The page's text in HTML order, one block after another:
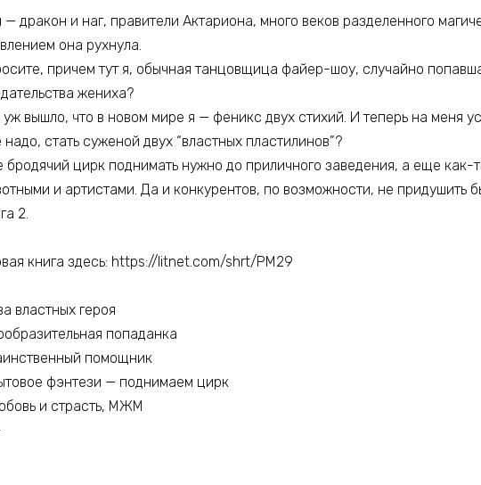
— дракон и наг, правители Актариона, много веков разделенного
она рухнула.
причем тут я, обычная танцовщица файер-шоу, случайно
жениха?
уж вышло, что в новом мире я — феникс двух стихий. И теперь на меня
надо, стать суженой двух “властных пластилинов”?
бродячий цирк поднимать нужно до приличного заведения, а еще как-
и артистами. Да и конкурентов, по возможности, не придушить
2.
книга здесь: https://litnet.com/shrt/PM29
властных героя
попаданка
помощник
фэнтези — поднимаем цирк
и страсть, МЖМ